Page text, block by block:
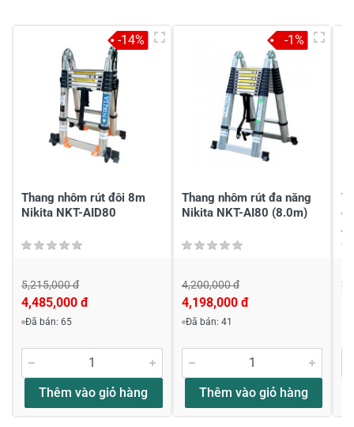
Viết nhận xét của bạn vào bên dưới
Gửi nhận xét
Thang nhôm rút đôi 8m
Nikita NKT-AID80
5,215,000 đ
4,485,000 đ
Đã bán: 65
Thêm vào giỏ hàng
-14%
Thang nhôm rút đa năng
Nikita NKT-AI80 (8.0m)
4,200,000 đ
4,198,000 đ
Đã bán: 41
Thêm vào giỏ hàng
-1%